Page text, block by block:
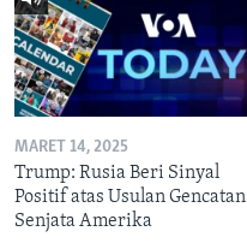
MARET 14, 2025
Trump: Rusia Beri Sinyal
Positif atas Usulan Gencatan
Senjata Amerika